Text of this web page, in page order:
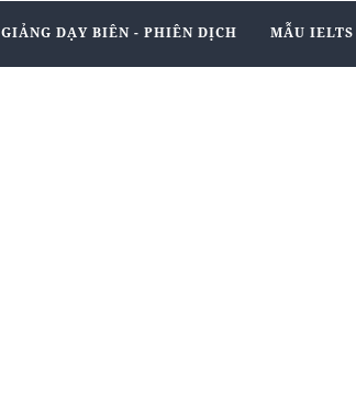
GIẢNG DẠY BIÊN - PHIÊN DỊCH MẪU IELTS